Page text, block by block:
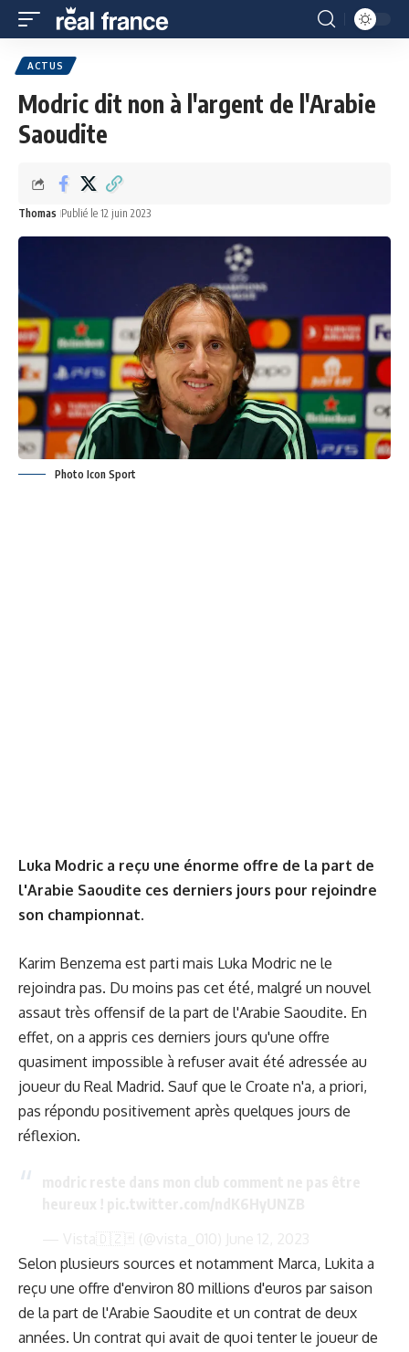
ACTUS
Modric dit non à l'argent de l'Arabie
Saoudite
Thomas Publié le 12 juin 2023
Photo Icon Sport
Luka Modric a reçu une énorme offre de la part de
l'Arabie Saoudite ces derniers jours pour rejoindre
son championnat.
Karim Benzema est parti mais Luka Modric ne le
rejoindra pas. Du moins pas cet été, malgré un nouvel
assaut très offensif de la part de l'Arabie Saoudite. En
effet, on a appris ces derniers jours qu'une offre
quasiment impossible à refuser avait été adressée au
joueur du Real Madrid. Sauf que le Croate n'a, a priori,
pas répondu positivement après quelques jours de
réflexion.
Selon plusieurs sources et notamment Marca, Lukita a
reçu une offre d'environ 80 millions d'euros par saison
de la part de l'Arabie Saoudite et un contrat de deux
années. Un contrat qui avait de quoi tenter le joueur de